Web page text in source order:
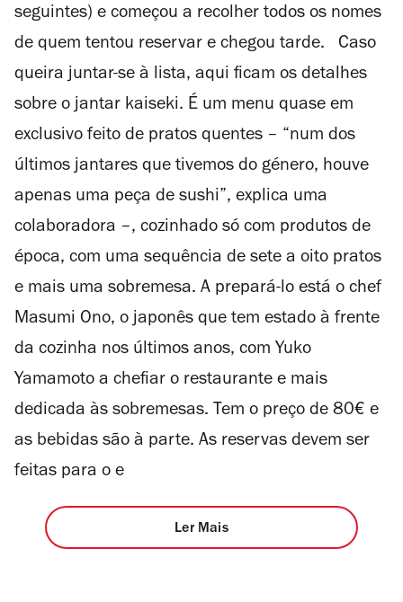
seguintes) e começou a recolher todos os nomes
de quem tentou reservar e chegou tarde. Caso
queira juntar-se à lista, aqui ficam os detalhes
sobre o jantar kaiseki. É um menu quase em
exclusivo feito de pratos quentes – “num dos
últimos jantares que tivemos do género, houve
apenas uma peça de sushi”, explica uma
colaboradora –, cozinhado só com produtos de
época, com uma sequência de sete a oito pratos
e mais uma sobremesa. A prepará-lo está o chef
Masumi Ono, o japonês que tem estado à frente
da cozinha nos últimos anos, com Yuko
Yamamoto a chefiar o restaurante e mais
dedicada às sobremesas. Tem o preço de 80€ e
as bebidas são à parte. As reservas devem ser
feitas para o e
Ler Mais